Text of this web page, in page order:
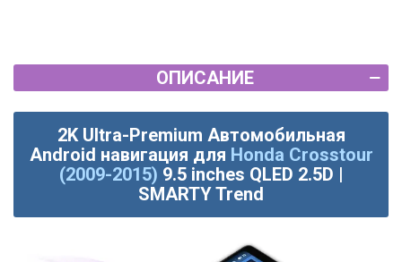
ОПИСАНИЕ
2K Ultra-Premium Автомобильная
Android навигация для Honda Crosstour
(2009-2015) 9.5 inches QLED 2.5D |
SMARTY Trend